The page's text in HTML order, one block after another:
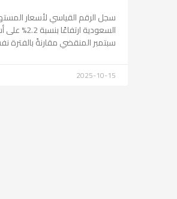
سجل الرقم القياسي لأسعار
السعودية
سبتمبر المنقضي مقارنةً بالفترة
2025-10-15